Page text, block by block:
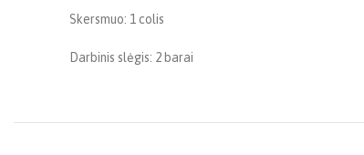
Skersmuo: 1 colis
Darbinis slėgis: 2 barai